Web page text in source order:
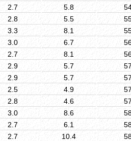
2.7 5.8
2.8 5.5
3.3 8.1
3.0 6.7
2.7 8.1
2.9 5.7
2.9 5.7
2.5 4.9
2.8 4.6
3.0 8.6
2.7 6.1
2.7 10.4